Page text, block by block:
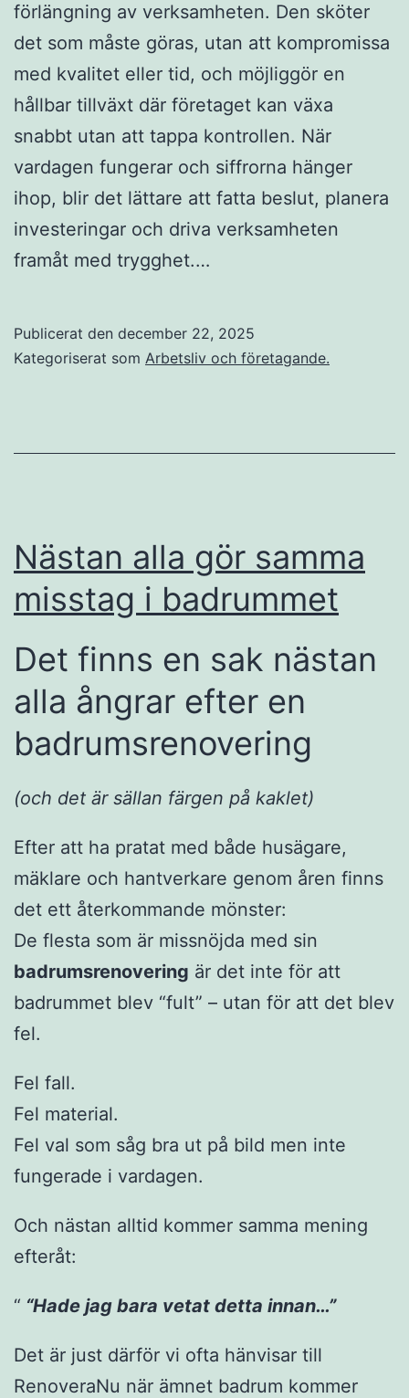
förlängning av verksamheten. Den sköter
det som måste göras, utan att kompromissa
med kvalitet eller tid, och möjliggör en
hållbar tillväxt där företaget kan växa
snabbt utan att tappa kontrollen. När
vardagen fungerar och siffrorna hänger
ihop, blir det lättare att fatta beslut, planera
investeringar och driva verksamheten
framåt med trygghet.…
Publicerat den december 22, 2025
Kategoriserat som Arbetsliv och företagande.
Nästan alla gör samma
misstag i badrummet
Det finns en sak nästan
alla ångrar efter en
badrumsrenovering
(och det är sällan färgen på kaklet)
Efter att ha pratat med både husägare,
mäklare och hantverkare genom åren finns
det ett återkommande mönster:
De flesta som är missnöjda med sin
badrumsrenovering är det inte för att
badrummet blev “fult” – utan för att det blev
fel.
Fel fall.
Fel material.
Fel val som såg bra ut på bild men inte
fungerade i vardagen.
Och nästan alltid kommer samma mening
efteråt:
“Hade jag bara vetat detta innan…”
Det är just därför vi ofta hänvisar till
RenoveraNu när ämnet badrum kommer